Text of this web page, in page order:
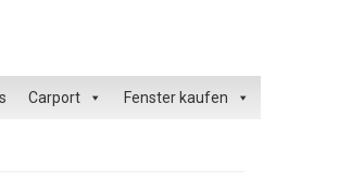
Carport Fenster kaufen